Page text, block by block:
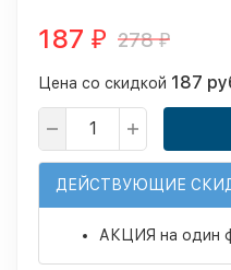
187 ₽ 278₽
Цена со скидкой 187
ДЕЙСТВУЮЩИЕ
АКЦИЯ на один